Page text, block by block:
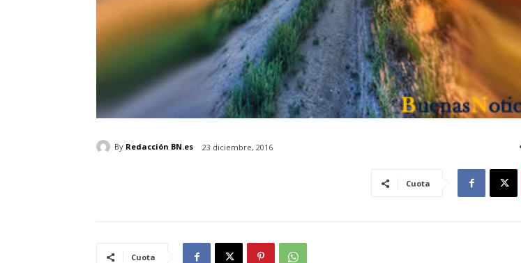
By Redacción BN.es 23 diciembre, 2016
Cuota
Cuota